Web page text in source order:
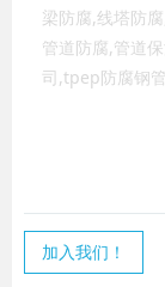
梁防腐,线塔防
管道防腐,管道
司,tpep防腐钢
加入我们！